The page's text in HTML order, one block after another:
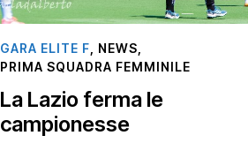
GARA ELITE F NEWS
PRIMA SQUADRA FEMMINILE
La Lazio ferma le
campionesse